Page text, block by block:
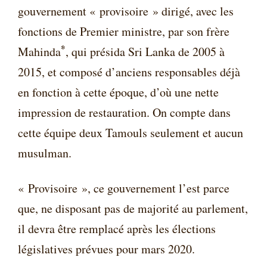
gouvernement « provisoire » dirigé, avec les
fonctions de Premier ministre, par son frère
Mahinda*, qui présida Sri Lanka de 2005 à
2015, et composé d’anciens responsables déjà
en fonction à cette époque, d’où une nette
impression de restauration. On compte dans
cette équipe deux Tamouls seulement et aucun
musulman.
« Provisoire », ce gouvernement l’est parce
que, ne disposant pas de majorité au parlement,
il devra être remplacé après les élections
législatives prévues pour mars 2020.